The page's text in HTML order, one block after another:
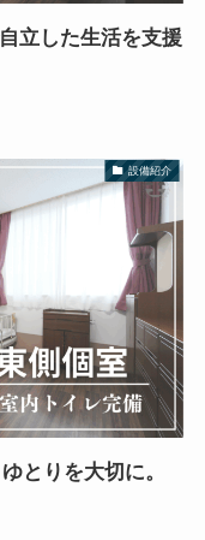
立した生活を支援
設備紹介
とりを大切に。